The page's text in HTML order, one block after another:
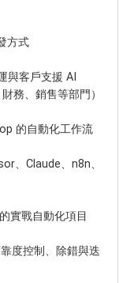
方式
與客戶支援 AI
務、銷售等部門）
的自動化工作流
、Claude、n8n、
實戰自動化項目
度控制、除錯與迭